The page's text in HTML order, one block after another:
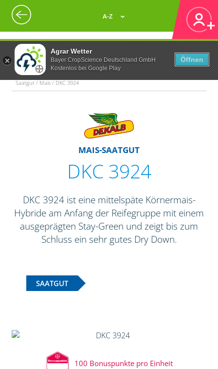
Agrar Wetter
Bayer CropScience Deutschland GmbH
Kostenlos bei Google Play
Öffnen
A-Z
Saatgut / Mais / DKC 3924
MAIS-SAATGUT
DKC 3924
DKC 3924 ist eine mittelspäte Körnermais-
Hybride am Anfang der Reifegruppe mit einem
ausgeprägten Stay-Green und zeigt bis zum
Schluss ein sehr gutes Dry Down.
SAATGUT
100 Bonuspunkte pro Einheit